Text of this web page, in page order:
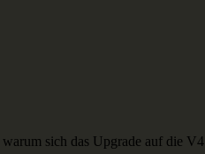
sich das Upgrade auf die